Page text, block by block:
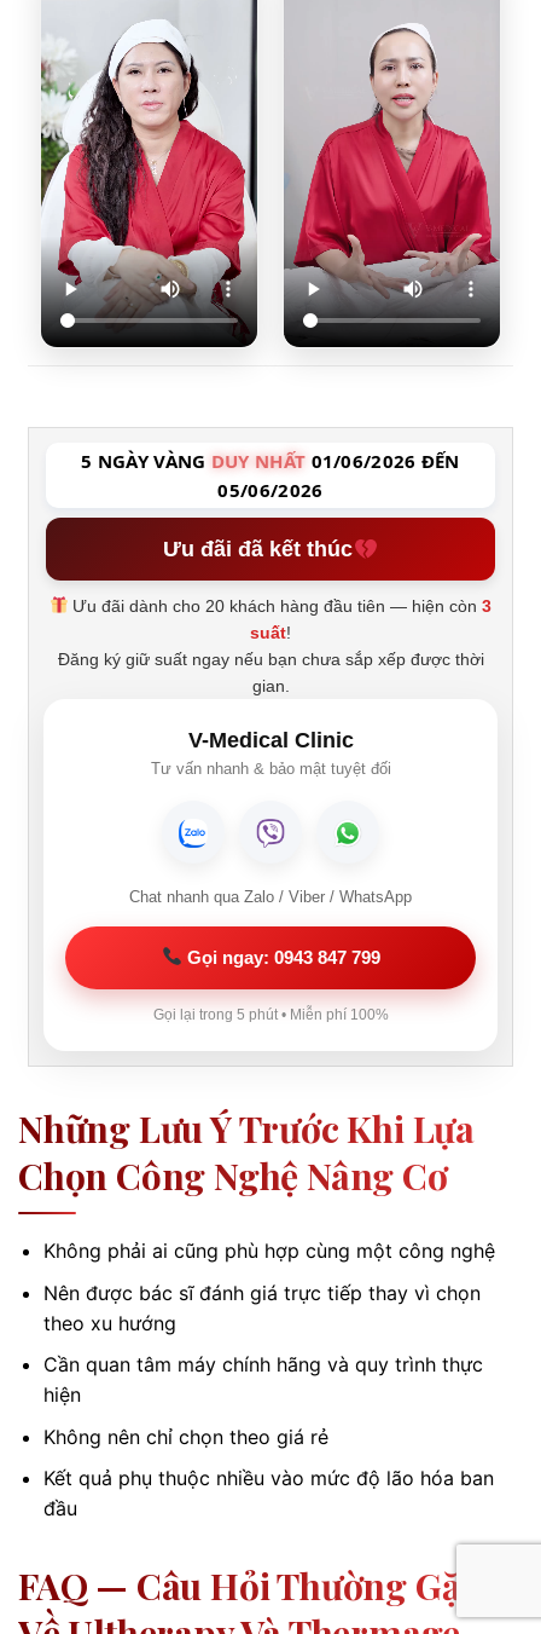
5 NGÀY VÀNG DUY NHẤT 01/06/2026 ĐẾN
05/06/2026
Ưu đãi đã kết thúc
Ưu đãi dành cho 20 khách hàng đầu tiên — hiện còn3
suất!
Đăng ký giữ suất ngay nếu bạn chưa sắp xếp được thời
gian.
V-Medical Clinic
Tư vấn nhanh & bảo mật tuyệt đối
Chat nhanh qua Zalo / Viber / WhatsApp
Gọi ngay: 0943 847 799
Gọi lại trong 5 phút • Miễn phí 100%
Những Lưu Ý Trước Khi Lựa
Chọn Công Nghệ Nâng Cơ
Không phải ai cũng phù hợp cùng một công nghệ
Nên được bác sĩ đánh giá trực tiếp thay vì chọn
theo xu hướng
Cần quan tâm máy chính hãng và quy trình thực
hiện
Không nên chỉ chọn theo giá rẻ
Kết quả phụ thuộc nhiều vào mức độ lão hóa ban
đầu
FAQ — Câu Hỏi Thường Gặp